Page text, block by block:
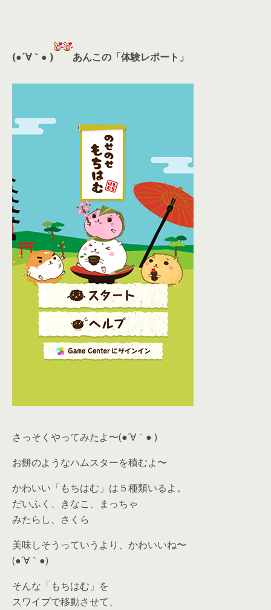
(●´∀｀● ) あんこの「体験レポート」
さっそくやってみたよ〜(●´∀｀● )
お餅のようなハムスターを積むよ〜
かわいい「もちはむ」は５種類いるよ。
だいふく、きなこ、まっちゃ
みたらし、さくら
美味しそうっていうより、かわいいね〜
(●´∀｀●)
そんな「もちはむ」を
スワイプで移動させて、